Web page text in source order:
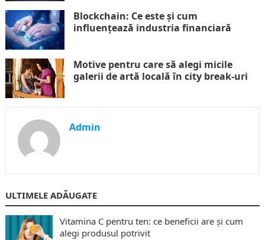
Blockchain: Ce este și cum
influențează industria financiară
Motive pentru care să alegi micile
galerii de artă locală în city break-uri
Admin
ULTIMELE ADĂUGATE
Vitamina C pentru ten: ce beneficii are și cum
alegi produsul potrivit